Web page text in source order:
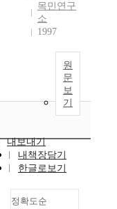
목민연구
소
1997
원
문
보
기
내보내기
내책장담기
한글로보기
정확도순